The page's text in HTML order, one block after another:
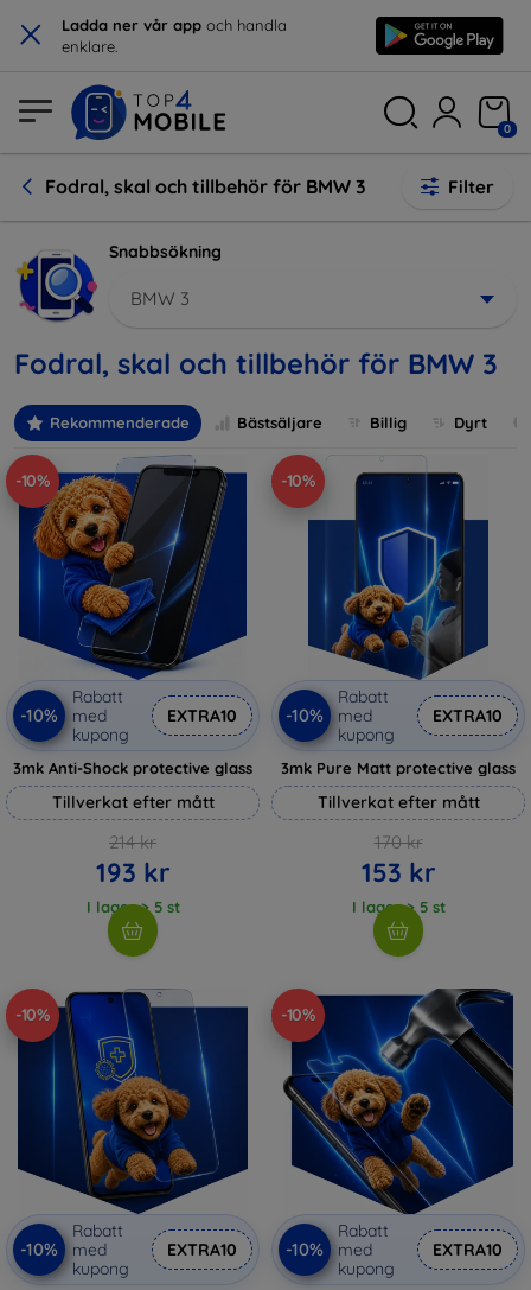
× Ladda ner vår app och handla
enklare.
0
Fodral, skal och tillbehör för BMW 3 Filter
Snabbsökning
BMW 3
Fodral, skal och tillbehör för BMW 3
Rekommenderade Bästsäljare Billig Dyrt
-10%
-10%
Rabatt
med
kupong
EXTRA10
3mk Anti-Shock protective glass
Tillverkat efter mått
214 kr
193 kr
I lager > 5 st
-10%
-10%
Rabatt
med
kupong
EXTRA10
3mk Pure Matt protective glass
Tillverkat efter mått
170 kr
153 kr
I lager > 5 st
-10%
-10%
Rabatt
med
kupong
EXTRA10
-10%
-10%
Rabatt
med
kupong
EXTRA10